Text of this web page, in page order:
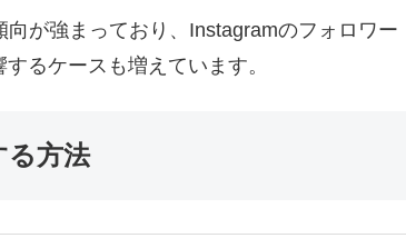
が強まっており、Instagramのフォロワー
るケースも増えています。
る方法